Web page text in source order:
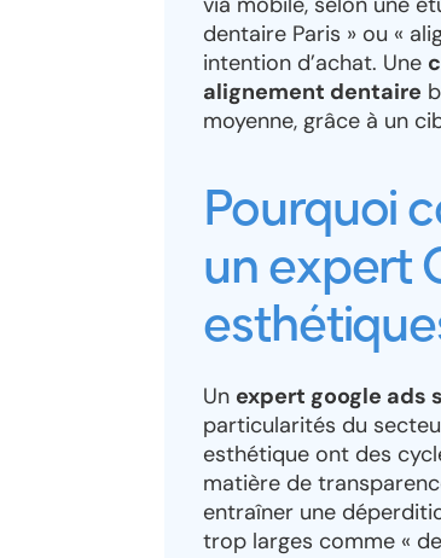
dentaire Paris » ou «
intention d’achat. Une
alignement dentaire
moyenne, grâce à un
Pourquoi
un expert
Un expert google ads
particularités du
esthétique ont des
matière de
entraîner une
trop larges comme «